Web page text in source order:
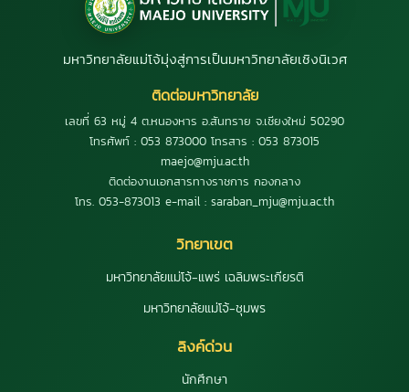
มหาวิทยาลัยแม่โจ้มุ่งสู่การเป็นมหาวิทยาลัยเชิงนิเวศ
ติดต่อมหาวิทยาลัย
เลขที่ 63 หมู่ 4 ต.หนองหาร อ.สันทราย จ.เชียงใหม่ 50290
โทรศัพท์ : 053 873000 โทรสาร : 053 873015
maejo@mju.ac.th
ติดต่องานเอกสารทางราชการ กองกลาง
โทร. 053-873013 e-mail : saraban_mju@mju.ac.th
วิทยาเขต
มหาวิทยาลัยแม่โจ้-แพร่ เฉลิมพระเกียรติ
มหาวิทยาลัยแม่โจ้-ชุมพร
ลิงค์ด่วน
นักศึกษา